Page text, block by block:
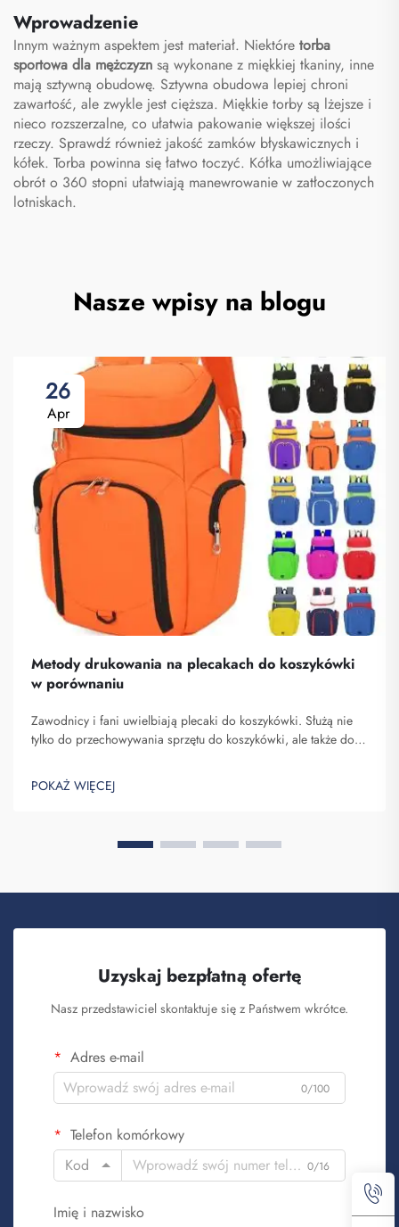
torba typu duffel do
podróży i aktywności na
otwartym powietrzu
Wprowadzenie
Innym ważnym aspektem jest materiał. Niektóre torba
sportowa dla mężczyzn są wykonane z miękkiej tkaniny, inne
mają sztywną obudowę. Sztywna obudowa lepiej chroni
zawartość, ale zwykle jest cięższa. Miękkie torby są lżejsze i
nieco rozszerzalne, co ułatwia pakowanie większej ilości
rzeczy. Sprawdź również jakość zamków błyskawicznych i
kółek. Torba powinna się łatwo toczyć. Kółka umożliwiające
obrót o 360 stopni ułatwiają manewrowanie w zatłoczonych
lotniskach.
Nasze wpisy na blogu
26
Apr
Metody drukowania na plecakach do koszykówki
w porównaniu
Zawodnicy i fani uwielbiają plecaki do koszykówki. Służą nie
tylko do przechowywania sprzętu do koszykówki, ale także do
Saipulang Trading rozumiemy potrzebę atrakcyjnego i
wytrzymałego plecaka. Kluczowe...
POKAŻ WIĘCEJ
Uzyskaj bezpłatną ofertę
Nasz przedstawiciel skontaktuje się z Państwem wkrótce.
Adres e-mail
0/100
Telefon komórkowy
Kod
0/16
Imię i nazwisko